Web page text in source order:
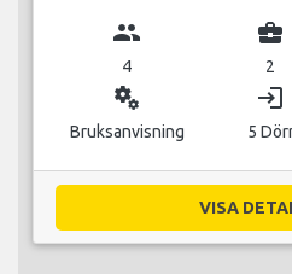
group
4
business_center
2
miscellaneous_services
Bruksanvisning
login
5
VISA